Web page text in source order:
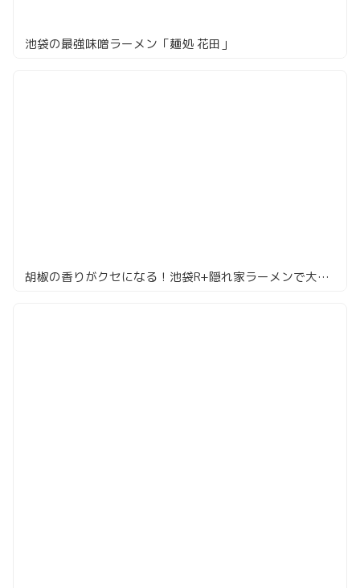
池袋の最強味噌ラーメン「麺処 花田」
胡椒の香りがクセになる！池袋R+隠れ家ラーメンで大満足